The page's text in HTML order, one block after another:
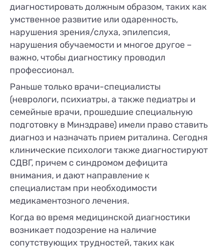
диагностировать должным образом, таких как
умственное развитие или одаренность,
нарушения зрения/слуха, эпилепсия,
нарушения обучаемости и многое другое –
важно, чтобы диагностику проводил
профессионал.
Раньше только врачи-специалисты
(неврологи, психиатры, а также педиатры и
семейные врачи, прошедшие специальную
подготовку в Минздраве) имели право ставить
диагноз и назначать прием риталина. Сегодня
клинические психологи также диагностируют
СДВГ, причем с синдромом дефицита
внимания, и дают направление к
специалистам при необходимости
медикаментозного лечения.
Когда во время медицинской диагностики
возникает подозрение на наличие
сопутствующих трудностей, таких как